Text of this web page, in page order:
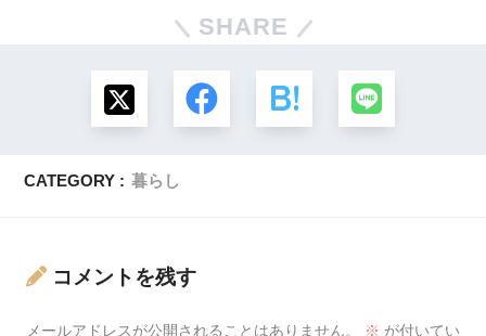
SHARE
CATEGORY : 暮らし
コメントを残す
メールアドレスが公開されることはありません。 ※ が付いてい